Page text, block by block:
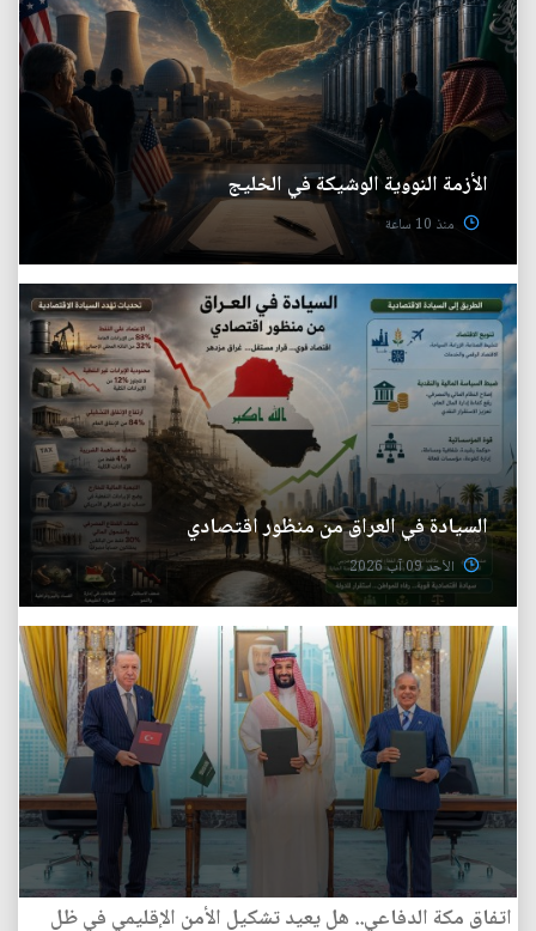
الأزمة النووية الوشيكة في الخليج
منذ 10 ساعة
السيادة في العراق من منظور اقتصادي
الأحد 09 آب 2026
اتفاق مكة الدفاعي.. هل يعيد تشكيل الأمن الإقليمي في ظل